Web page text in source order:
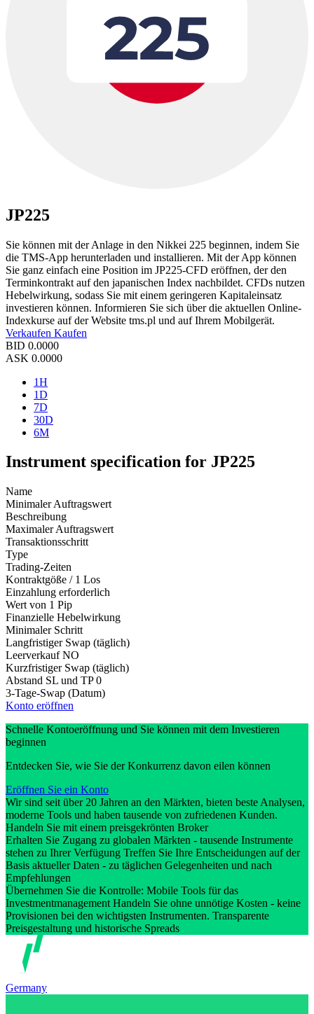
JP225
Sie können mit der Anlage in den Nikkei 225 beginnen, indem Sie
die TMS-App herunterladen und installieren. Mit der App können
Sie ganz einfach eine Position im JP225-CFD eröffnen, der den
Terminkontrakt auf den japanischen Index nachbildet. CFDs nutzen
Hebelwirkung, sodass Sie mit einem geringeren Kapitaleinsatz
investieren können. Informieren Sie sich über die aktuellen Online-
Indexkurse auf der Website tms.pl und auf Ihrem Mobilgerät.
Verkaufen Kaufen
BID 0.0000
ASK 0.0000
1H
1D
7D
30D
6M
Instrument specification for JP225
Name
Minimaler Auftragswert
Beschreibung
Maximaler Auftragswert
Transaktionsschritt
Type
Trading-Zeiten
Kontraktgöße / 1 Los
Einzahlung erforderlich
Wert von 1 Pip
Finanzielle Hebelwirkung
Minimaler Schritt
Langfristiger Swap (täglich)
Leerverkauf NO
Kurzfristiger Swap (täglich)
Abstand SL und TP 0
3-Tage-Swap (Datum)
Konto eröffnen
Schnelle Kontoeröffnung und Sie können mit dem Investieren
beginnen
Entdecken Sie, wie Sie der Konkurrenz davon eilen können
Eröffnen Sie ein Konto
Wir sind seit über 20 Jahren an den Märkten, bieten beste Analysen,
moderne Tools und haben tausende von zufriedenen Kunden.
Handeln Sie mit einem preisgekrönten Broker
Erhalten Sie Zugang zu globalen Märkten - tausende Instrumente
stehen zu Ihrer Verfügung Treffen Sie Ihre Entscheidungen auf der
Basis aktueller Daten - zu täglichen Gelegenheiten und nach
Empfehlungen
Übernehmen Sie die Kontrolle: Mobile Tools für das
Investmentmanagement Handeln Sie ohne unnötige Kosten - keine
Provisionen bei den wichtigsten Instrumenten. Transparente
Preisgestaltung und historische Spreads
Germany